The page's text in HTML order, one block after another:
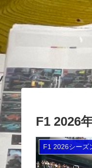
F1 2026
F1 2026シーズ